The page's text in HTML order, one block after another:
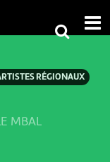
RÉGIONAUX
MBAL